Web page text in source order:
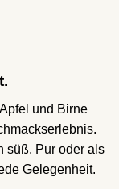
und Birne
süß. Pur oder als
Gelegenheit.